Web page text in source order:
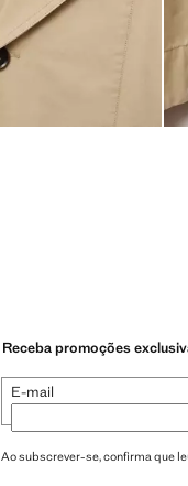
Receba promoções
E-mail
Ao subscrever-se, confirma que